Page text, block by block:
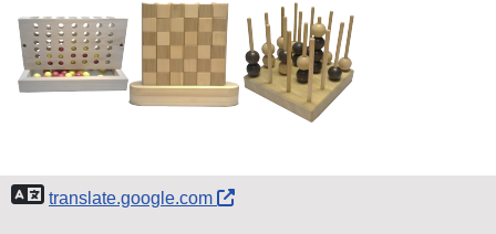
translate.google.com